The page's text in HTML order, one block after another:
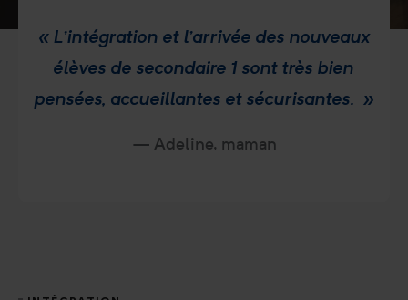
« L’intégration et l’arrivée des nouveaux
élèves de secondaire 1 sont très bien
pensées, accueillantes et sécurisantes. »
— Adeline, maman